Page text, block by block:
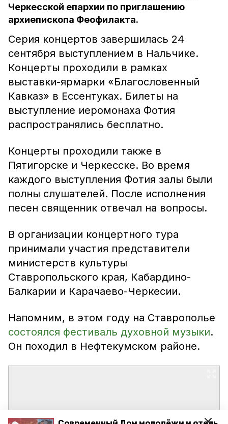
Черкесской епархии по приглашению
архиепископа Феофилакта.
Серия концертов завершилась 24
сентября выступлением в Нальчике.
Концерты проходили в рамках
выставки-ярмарки «Благословенный
Кавказ» в Ессентуках. Билеты на
выступление иеромонаха Фотия
распространялись бесплатно.
Концерты проходили также в
Пятигорске и Черкесске. Во время
каждого выступления Фотия залы были
полны слушателей. После исполнения
песен священник отвечал на вопросы.
В организации концертного тура
принимали участия представители
министерств культуры
Ставропольского края, Кабардино-
Балкарии и Карачаево-Черкесии.
Напомним, в этом году на Ставрополье
состоялся фестиваль духовной музыки.
Он походил в Нефтекумском районе.